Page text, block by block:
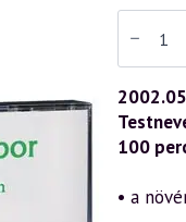
Váradi
Tibor
előadás
(252)
—
életmód
a
sav-
egyensúly
alapján
100
• a